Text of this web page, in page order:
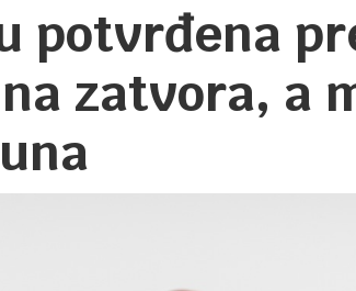
potvrđena
zatvora, a